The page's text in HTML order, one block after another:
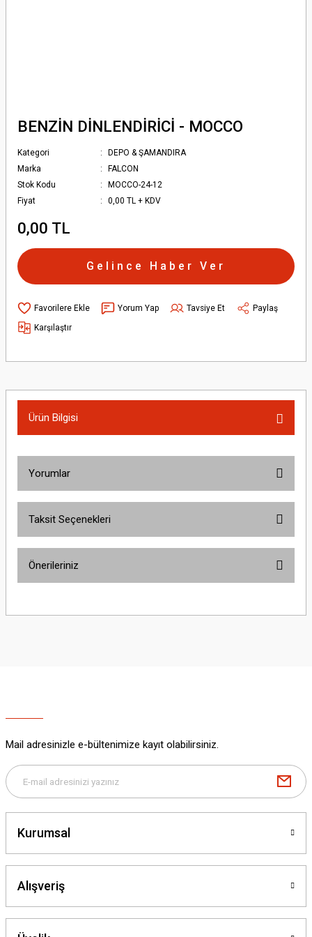
BENZİN DİNLENDİRİCİ - MOCCO
Kategori
DEPO & ŞAMANDIRA
Marka
FALCON
Stok Kodu
MOCCO-24-12
Fiyat
0,00 TL + KDV
0,00 TL
Gelince Haber Ver
Yorum Yap Tavsiye Et
Paylaş
Karşılaştır
Ürün Bilgisi
Yorumlar
Taksit Seçenekleri
Önerileriniz
yetersiz gördüğünüz noktaları öneri formunu kullanarak tarafımıza
Bu ürüne benzer farklı alternatifler olmalı.
Mail adresinizle e-bültenimize kayıt olabilirsiniz.
Kurumsal
Alışveriş